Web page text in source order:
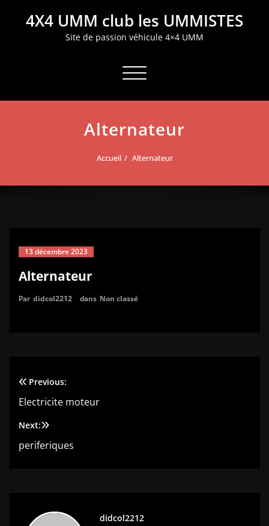
4X4 UMM club les UMMISTES
Site de passion véhicule 4×4 UMM
Afficher/masquer la navigation
Alternateur
Accueil Alternateur
13 décembre 2023
Alternateur
Par didcol2212 dans Non classé
Navigation
de
l’article
Previous:
Electricite moteur
Next:
periferiques
didcol2212